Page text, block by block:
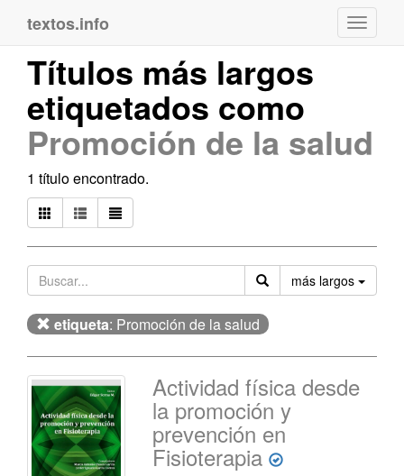
textos.info
Títulos más largos
etiquetados como
Promoción de la salud
1 título encontrado.
más largos
etiqueta: Promoción de la salud
Actividad física desde
la promoción y
prevención en
Fisioterapia